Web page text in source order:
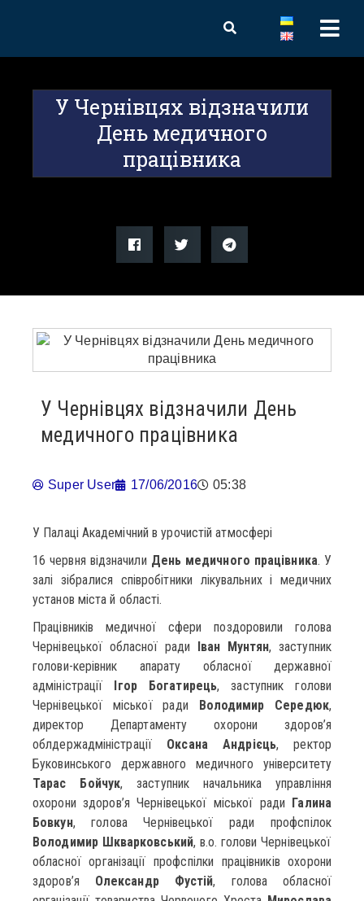
У Чернівцях відзначили
День медичного
працівника
У Чернівцях відзначили День
медичного працівника
Super User 17/06/2016 05:38
У Палаці Академічний в урочистій атмосфері
16 червня відзначили День медичного працівника. У
залі зібралися співробітники лікувальних і медичних
установ міста й області.
Працівників медичної сфери поздоровили голова
Чернівецької обласної ради Іван Мунтян, заступник
голови-керівник апарату обласної державної
адміністрації Ігор Богатирець, заступник голови
Чернівецької міської ради Володимир Середюк,
директор Департаменту охорони здоров’я
облдержадміністрації Оксана Андрієць, ректор
Буковинського державного медичного університету
Тарас Бойчук, заступник начальника управління
охорони здоров’я Чернівецької міської ради Галина
Бовкун, голова Чернівецької ради профспілок
Володимир Шкварковський, в.о. голови Чернівецької
обласної організації профспілки працівників охорони
здоров’я Олександр Фустій, голова обласної